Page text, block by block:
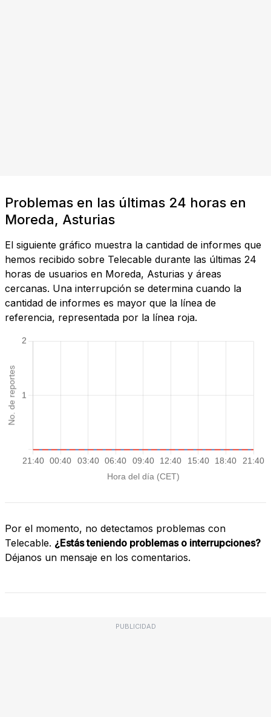
Problemas en las últimas 24 horas en
Moreda, Asturias
El siguiente gráfico muestra la cantidad de informes que
hemos recibido sobre Telecable durante las últimas 24
horas de usuarios en Moreda, Asturias y áreas
cercanas. Una interrupción se determina cuando la
cantidad de informes es mayor que la línea de
referencia, representada por la línea roja.
Por el momento, no detectamos problemas con
Telecable. ¿Estás teniendo problemas o interrupciones?
Déjanos un mensaje en los comentarios.
PUBLICIDAD